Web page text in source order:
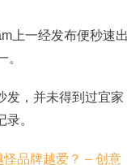
上一经发布便秒速出
。
发，并未得到过宜家
。